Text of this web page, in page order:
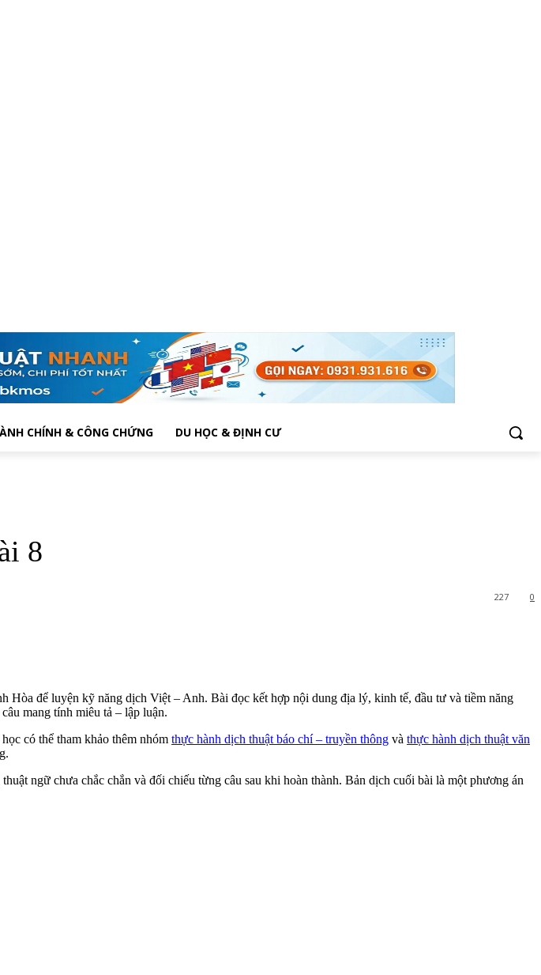
CHÍNH & CÔNG CHỨNG DU HỌC & ĐỊNH CƯ
8
0
227
Hòa để luyện kỹ năng dịch Việt – Anh. Bài đọc kết hợp nội dung địa lý, kinh tế, đầu tư và tiềm năng
mang tính miêu tả – lập luận.
có thể tham khảo thêm nhóm thực hành dịch thuật báo chí – truyền thông và thực hành dịch thuật văn
ngữ chưa chắc chắn và đối chiếu từng câu sau khi hoàn thành. Bản dịch cuối bài là một phương án